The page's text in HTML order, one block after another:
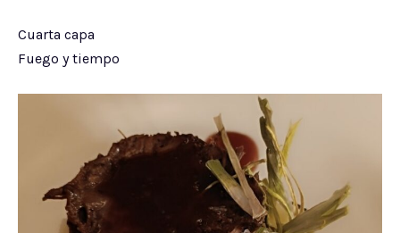
Cuarta capa
Fuego y tiempo